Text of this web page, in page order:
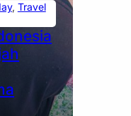
, Travel